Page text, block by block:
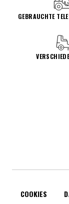
GEBRAUCHTE
COOKIES